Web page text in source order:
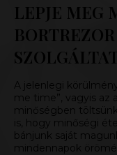
LEPJE MEG
A jelenlegi
me time”, vagyis az
minőségben
is, hogy minőségi
bánjunk saját
mindennapok